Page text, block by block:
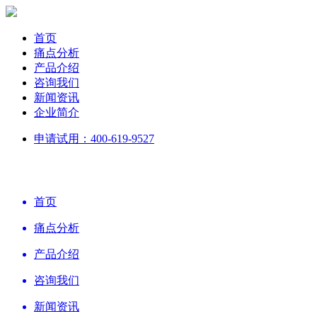
首页
痛点分析
产品介绍
咨询我们
新闻资讯
企业简介
申请试用：400-619-9527
首页
痛点分析
产品介绍
咨询我们
新闻资讯